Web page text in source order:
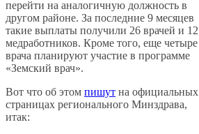
перейти на аналогичную должность в
другом районе. За последние 9 месяцев
такие выплаты получили 26 врачей и 12
медработников. Кроме того, еще четыре
врача планируют участие в программе
«Земский врач».
Вот что об этом пишут на официальных
страницах регионального Минздрава,
итак: